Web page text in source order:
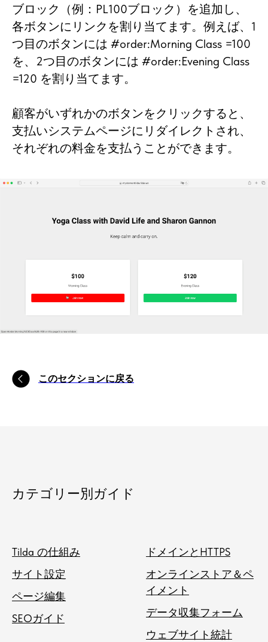
ブロック（例：PL100ブロック）を追加し、
各ボタンにリンクを割り当てます。例えば、1
つ目のボタンには #order:Morning Class =100
を、2つ目のボタンには #order:Evening Class
=120 を割り当てます。
顧客がいずれかのボタンをクリックすると、
支払いシステムページにリダイレクトされ、
それぞれの料金を支払うことができます。
このセクションに戻る
カテゴリー別ガイド
Tilda の仕組み
サイト設定
ページ編集
SEOガイド
ドメインとHTTPS
オンラインストア＆ペ
イメント
データ収集フォーム
ウェブサイト統計